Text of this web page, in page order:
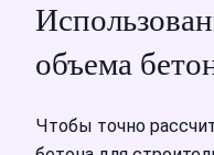
объема
Чтобы точно